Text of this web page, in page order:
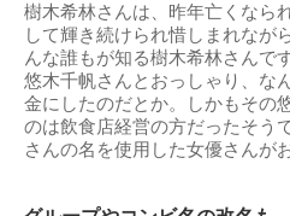
樹木希林さんは、昨年亡くなら
して輝き続けられ惜しまれなが
んな誰もが知る樹木希林さんで
悠木千帆さんとおっしゃり、な
金にしたのだとか。しかもその
のは飲食店経営の方だったそう
さんの名を使用した女優さんが